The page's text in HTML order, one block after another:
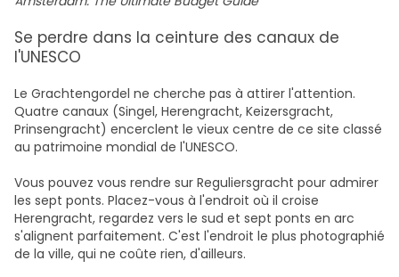
Se perdre dans la ceinture des canaux de
l'UNESCO
Le Grachtengordel ne cherche pas à attirer l'attention.
Quatre canaux (Singel, Herengracht, Keizersgracht,
Prinsengracht) encerclent le vieux centre de ce site classé
au patrimoine mondial de l'UNESCO.
Vous pouvez vous rendre sur Reguliersgracht pour admirer
les sept ponts. Placez-vous à l'endroit où il croise
Herengracht, regardez vers le sud et sept ponts en arc
s'alignent parfaitement. C'est l'endroit le plus photographié
de la ville, qui ne coûte rien, d'ailleurs.